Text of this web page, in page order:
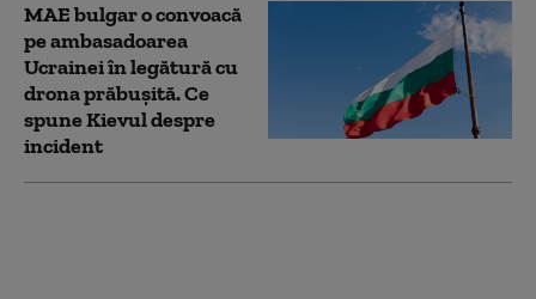
MAE bulgar o convoacă
pe ambasadoarea
Ucrainei în legătură cu
drona prăbuşită. Ce
spune Kievul despre
incident